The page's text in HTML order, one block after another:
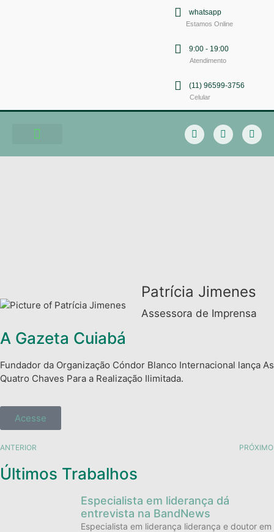
whatsapp
Estamos Online
9:00 - 19:00
Atendimento
(11) 96599-3756
Celular
Patrícia Jimenes
Assessora de Imprensa
A Gazeta Cuiabá
Fundador da Organização Cóndor Blanco Internacional lança As
Quatro Chaves Para a Realização Ilimitada.
Acesse
ANTERIOR PRÓXIMO
Últimos Trabalhos
Especialista em liderança dá
entrevista na BandNews
Especialista em liderança liderança e doutor em